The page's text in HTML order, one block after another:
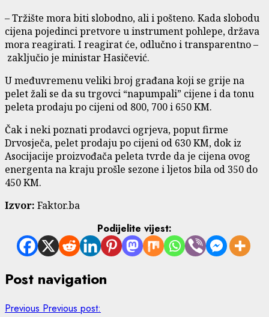
– Tržište mora biti slobodno, ali i pošteno. Kada slobodu
cijena pojedinci pretvore u instrument pohlepe, država
mora reagirati. I reagirat će, odlučno i transparentno –
zaključio je ministar Hasičević.
U međuvremenu veliki broj građana koji se grije na
pelet žali se da su trgovci “napumpali” cijene i da tonu
peleta prodaju po cijeni od 800, 700 i 650 KM.
Čak i neki poznati prodavci ogrjeva, poput firme
Drvosječa, pelet prodaju po cijeni od 630 KM, dok iz
Asocijacije proizvođača peleta tvrde da je cijena ovog
energenta na kraju prošle sezone i ljetos bila od 350 do
450 KM.
Izvor: Faktor.ba
Podijelite vijest:
Post navigation
Previous Previous post: